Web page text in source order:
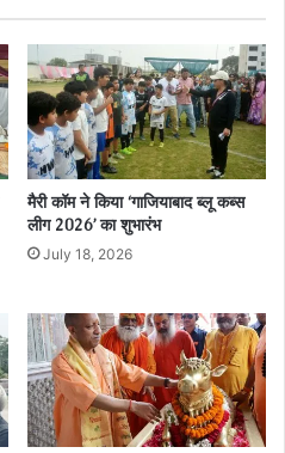
मैरी कॉम ने किया ‘गाजियाबाद ब्लू कब्स
लीग 2026’ का शुभारंभ
July 18, 2026